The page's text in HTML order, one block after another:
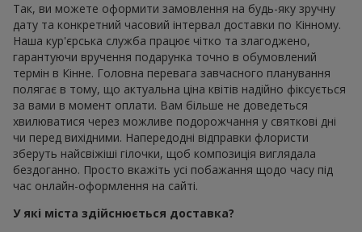
Так, ви можете оформити замовлення на будь-яку зручну
дату та конкретний часовий інтервал доставки по Кінному.
Наша кур'єрська служба працює чітко та злагоджено,
гарантуючи вручення подарунка точно в обумовлений
термін в Кінне. Головна перевага завчасного планування
полягає в тому, що актуальна ціна квітів надійно фіксується
за вами в момент оплати. Вам більше не доведеться
хвилюватися через можливе подорожчання у святкові дні
чи перед вихідними. Напередодні відправки флористи
зберуть найсвіжіші гілочки, щоб композиція виглядала
бездоганно. Просто вкажіть усі побажання щодо часу під
час онлайн-оформлення на сайті.
У які міста здійснюється доставка?